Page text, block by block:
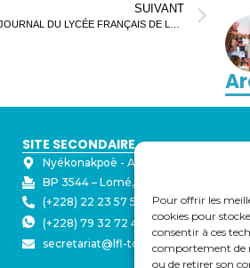
Pour offrir les
cookies pour
consentir à ces
comportement de
ou de retirer son
SUIVANT
SITE SECONDAIRE
Nyékonakpoè - ⁠Ave Joseph Strauss
BP 3544 – Lomé, Togo
(+228) 22 23 57 50
(+228) 79 32 72 43
secretariat@lfl-togo.org